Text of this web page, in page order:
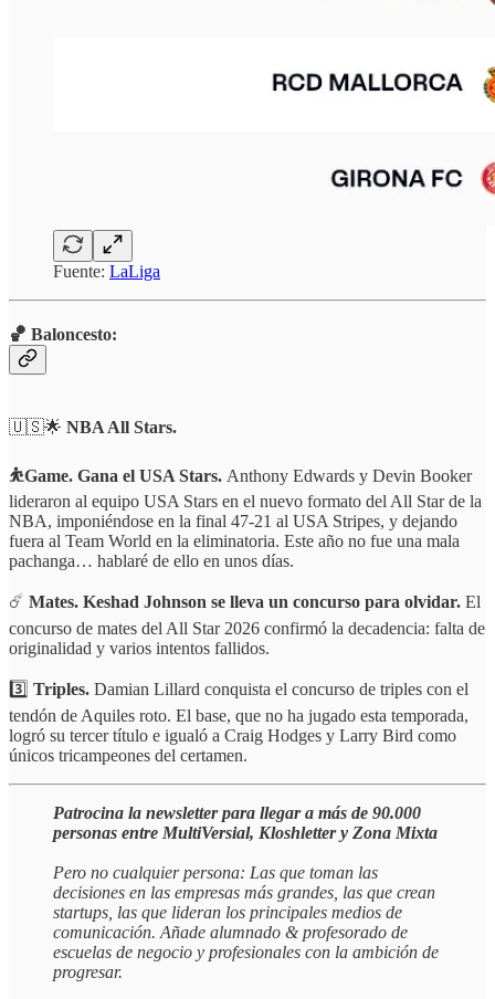
Fuente: LaLiga
🏀 Baloncesto:
🇺🇸🌟 NBA All Stars.
⛹️Game. Gana el USA Stars. Anthony Edwards y Devin Booker
lideraron al equipo USA Stars en el nuevo formato del All Star de la
NBA, imponiéndose en la final 47-21 al USA Stripes, y dejando
fuera al Team World en la eliminatoria. Este año no fue una mala
pachanga… hablaré de ello en unos días.
☄️ Mates. Keshad Johnson se lleva un concurso para olvidar. El
concurso de mates del All Star 2026 confirmó la decadencia: falta de
originalidad y varios intentos fallidos.
3️⃣ Triples. Damian Lillard conquista el concurso de triples con el
tendón de Aquiles roto. El base, que no ha jugado esta temporada,
logró su tercer título e igualó a Craig Hodges y Larry Bird como
únicos tricampeones del certamen.
Patrocina la newsletter para llegar a más de 90.000
personas entre MultiVersial, Kloshletter y Zona Mixta
Pero no cualquier persona: Las que toman las
decisiones en las empresas más grandes, las que crean
startups, las que lideran los principales medios de
comunicación. Añade alumnado & profesorado de
escuelas de negocio y profesionales con la ambición de
progresar.